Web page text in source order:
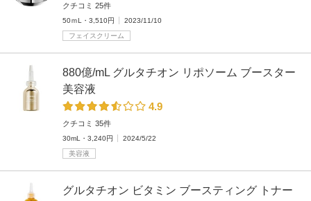
クチコミ 25件
50ｍL・3,510円
2023/11/10
フェイスクリーム
880億/mL グルタチオン リポソーム ブースター
美容液
4.9
クチコミ 35件
30mL・3,240円
2024/5/22
美容液
グルタチオン ビタミン ブースティング トナー